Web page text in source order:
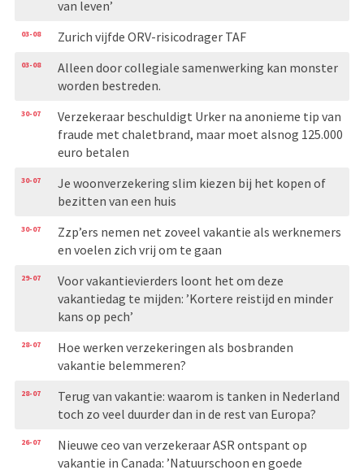
van leven’
03-08 Zurich vijfde ORV-risicodrager TAF
03-08
Alleen door collegiale samenwerking kan monster
worden bestreden.
30-07
Verzekeraar beschuldigt Urker na anonieme tip van
fraude met chaletbrand, maar moet alsnog 125.000
euro betalen
30-07
Je woonverzekering slim kiezen bij het kopen of
bezitten van een huis
30-07
Zzp’ers nemen net zoveel vakantie als werknemers
en voelen zich vrij om te gaan
29-07
Voor vakantievierders loont het om deze
vakantiedag te mijden: ’Kortere reistijd en minder
kans op pech’
28-07
Hoe werken verzekeringen als bosbranden
vakantie belemmeren?
28-07
Terug van vakantie: waarom is tanken in Nederland
toch zo veel duurder dan in de rest van Europa?
26-07
Nieuwe ceo van verzekeraar ASR ontspant op
vakantie in Canada: ’Natuurschoon en goede